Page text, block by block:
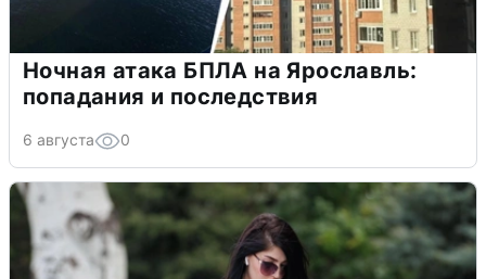
Ночная атака БПЛА на Ярославль:
попадания и последствия
6 августа 0